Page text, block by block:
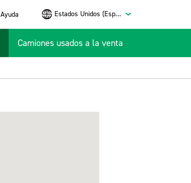
Ayuda Estados Unidos (Español)
Camiones usados a la venta